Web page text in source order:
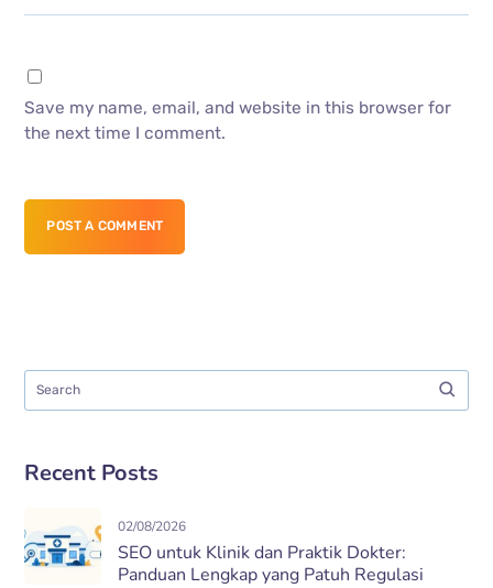
Save my name, email, and website in this browser for
the next time I comment.
POST A COMMENT
Recent Posts
02/08/2026
SEO untuk Klinik dan Praktik Dokter:
Panduan Lengkap yang Patuh Regulasi